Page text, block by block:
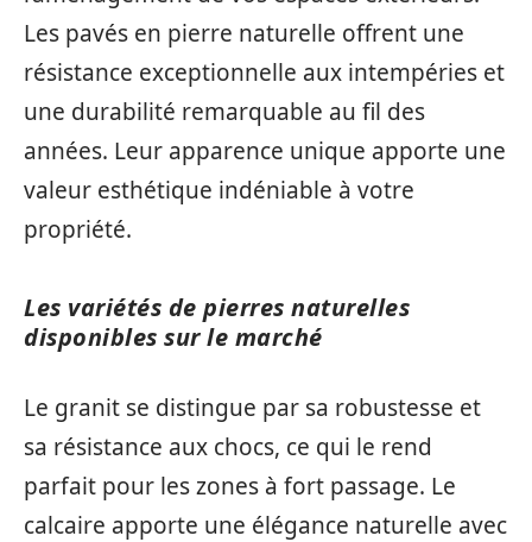
Les pavés en pierre naturelle offrent une
résistance exceptionnelle aux intempéries et
une durabilité remarquable au fil des
années. Leur apparence unique apporte une
valeur esthétique indéniable à votre
propriété.
Les variétés de pierres naturelles
disponibles sur le marché
Le granit se distingue par sa robustesse et
sa résistance aux chocs, ce qui le rend
parfait pour les zones à fort passage. Le
calcaire apporte une élégance naturelle avec